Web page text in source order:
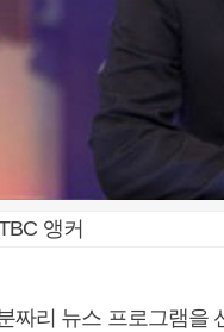
앵커
짜리 뉴스 프로그램을